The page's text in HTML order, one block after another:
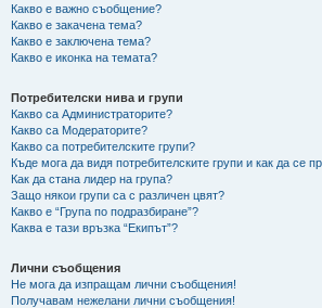
Какво е важно съобщение?
Какво е закачена тема?
Какво е заключена тема?
Какво е иконка на темата?
Потребителски нива и групи
Какво са Администраторите?
Какво са Модераторите?
Какво са потребителските групи?
Къде мога да видя потребителските групи и как да се
Как да стана лидер на група?
Защо някои групи са с различен цвят?
Какво е “Група по подразбиране”?
Каква е тази връзка “Екипът”?
Лични съобщения
Не мога да изпращам лични съобщения!
Получавам нежелани лични съобщения!